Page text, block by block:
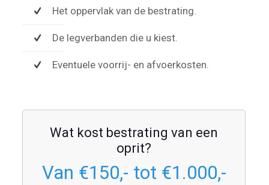
Het oppervlak van de bestrating.
De legverbanden die u kiest.
Eventuele voorrij- en afvoerkosten.
Wat kost bestrating van een
oprit?
Van €150,- tot €1.000,-